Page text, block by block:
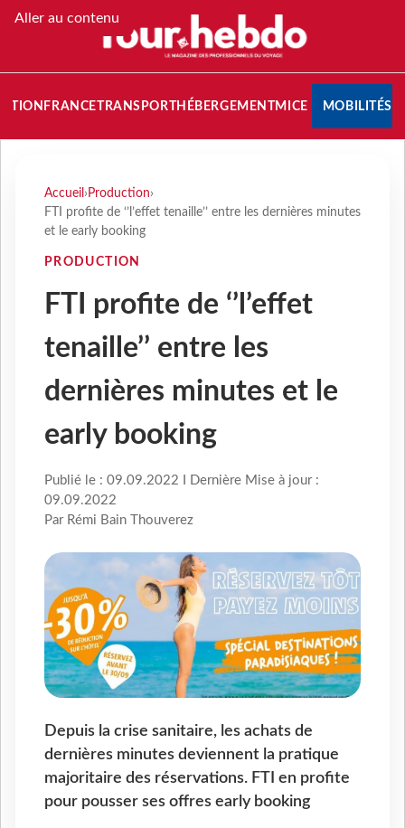
Aller au contenu
FRANCETRANSPORT HÉBERGEMENTMICE MOBILITÉS
Accueil › Production›
FTI profite de ‘’l’effet tenaille’’ entre les dernières minutes
et le early booking
PRODUCTION
FTI profite de ‘’l’effet
tenaille’’ entre les
dernières minutes et le
early booking
Publié le : 09.09.2022 I Dernière Mise à jour :
09.09.2022
Par Rémi Bain Thouverez
Depuis la crise sanitaire, les achats de
dernières minutes deviennent la pratique
majoritaire des réservations. FTI en profite
pour pousser ses offres early booking